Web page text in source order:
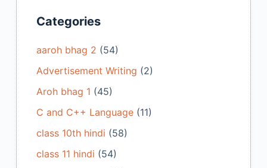
Categories
aaroh bhag 2 (54)
Advertisement Writing (2)
Aroh bhag 1 (45)
C and C++ Language(11)
class 10th hindi (58)
class 11 hindi (54)